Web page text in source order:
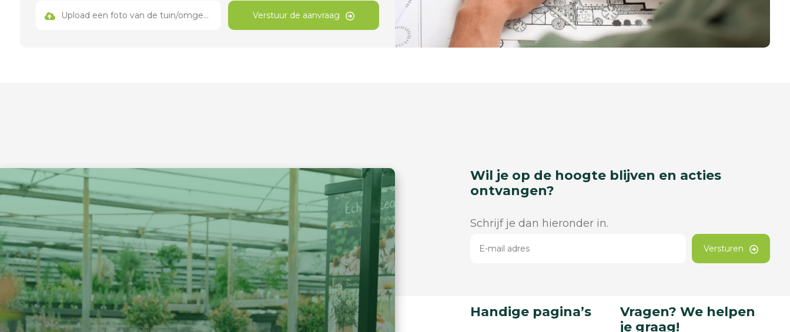
Upload een foto van de tuin/omgeving Verstuur de aanvraag
Wil je op de hoogte blijven en acties
ontvangen?
Schrijf je dan hieronder in.
Versturen
Handige pagina’s
Vragen? We helpen
je graag!